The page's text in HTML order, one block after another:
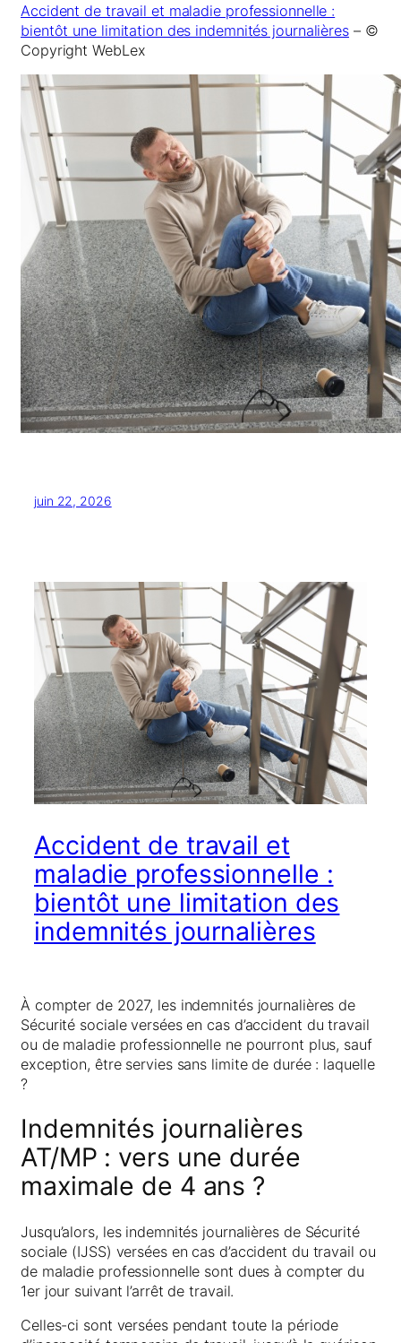
Accident de travail et maladie professionnelle :
bientôt une limitation des indemnités journalières – ©
Copyright WebLex
juin 22, 2026
Accident de travail et
maladie professionnelle :
bientôt une limitation des
indemnités journalières
À compter de 2027, les indemnités journalières de
Sécurité sociale versées en cas d’accident du travail
ou de maladie professionnelle ne pourront plus, sauf
exception, être servies sans limite de durée : laquelle
?
Indemnités journalières
AT/MP : vers une durée
maximale de 4 ans ?
Jusqu’alors, les indemnités journalières de Sécurité
sociale (IJSS) versées en cas d’accident du travail ou
de maladie professionnelle sont dues à compter du
1er jour suivant l’arrêt de travail.
Celles-ci sont versées pendant toute la période